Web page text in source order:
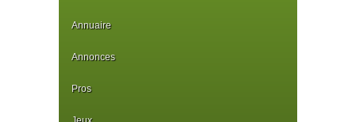
Annuaire
Annonces
Pros